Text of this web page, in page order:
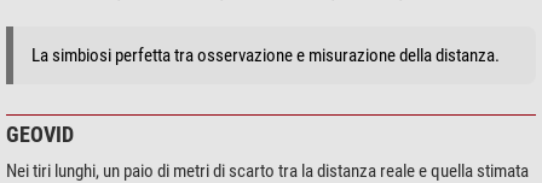
La simbiosi perfetta tra osservazione e misurazione della distanza.
GEOVID
Nei tiri lunghi, un paio di metri di scarto tra la distanza reale e quella stimata